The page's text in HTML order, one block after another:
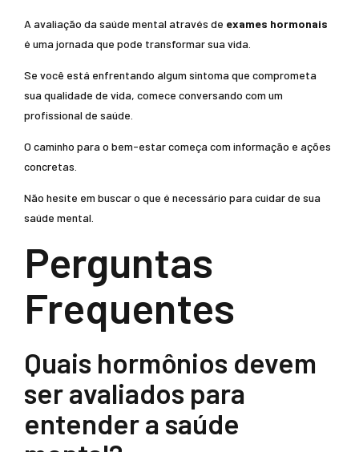
A avaliação da saúde mental através de exames hormonais
é uma jornada que pode transformar sua vida.
Se você está enfrentando algum sintoma que comprometa
sua qualidade de vida, comece conversando com um
profissional de saúde.
O caminho para o bem-estar começa com informação e ações
concretas.
Não hesite em buscar o que é necessário para cuidar de sua
saúde mental.
Perguntas
Frequentes
Quais hormônios devem
ser avaliados para
entender a saúde